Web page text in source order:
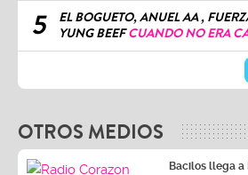
5
EL BOGUETO, ANUEL AA ,
YUNG BEEFCUANDO NO ERA
OTROS MEDIOS
Bacilos llega a